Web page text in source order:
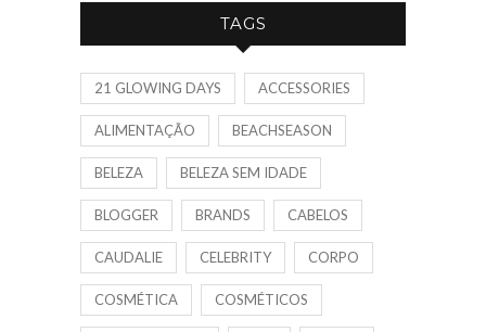
TAGS
21 GLOWING DAYS ACCESSORIES
ALIMENTAÇÃO BEACHSEASON
BELEZA BELEZA SEM IDADE
BLOGGER BRANDS CABELOS
CAUDALIE CELEBRITY CORPO
COSMÉTICA COSMÉTICOS